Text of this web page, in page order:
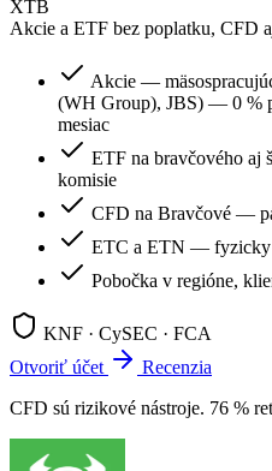
XTB
Akcie a ETF bez poplatku, CFD
Akcie —
(WH Group), JBS) — 0 %
mesiac
ETF na bravčového aj
komisie
CFD na Bravčové —
ETC a ETN — fyzicky
Pobočka v regióne,
KNF · CySEC · FCA
Otvoriť účet
Recenzia
CFD sú rizikové nástroje. 76 %